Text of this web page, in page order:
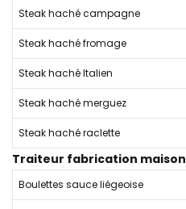
Steak haché campagne
Steak haché fromage
Steak haché Italien
Steak haché merguez
Steak haché raclette
Traiteur fabrication maison
Boulettes sauce liégeoise